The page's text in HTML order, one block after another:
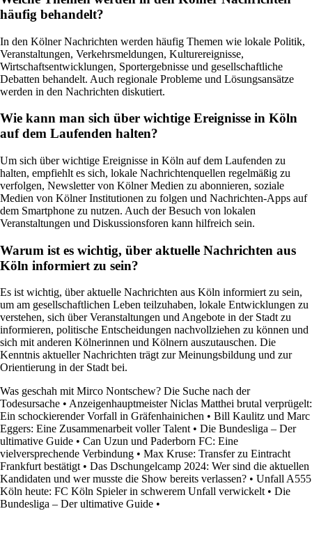
häufig behandelt?
In den Kölner Nachrichten werden häufig Themen wie lokale Politik,
Veranstaltungen, Verkehrsmeldungen, Kulturereignisse,
Wirtschaftsentwicklungen, Sportergebnisse und gesellschaftliche
Debatten behandelt. Auch regionale Probleme und Lösungsansätze
werden in den Nachrichten diskutiert.
Wie kann man sich über wichtige Ereignisse in Köln
auf dem Laufenden halten?
Um sich über wichtige Ereignisse in Köln auf dem Laufenden zu
halten, empfiehlt es sich, lokale Nachrichtenquellen regelmäßig zu
verfolgen, Newsletter von Kölner Medien zu abonnieren, soziale
Medien von Kölner Institutionen zu folgen und Nachrichten-Apps auf
dem Smartphone zu nutzen. Auch der Besuch von lokalen
Veranstaltungen und Diskussionsforen kann hilfreich sein.
Warum ist es wichtig, über aktuelle Nachrichten aus
Köln informiert zu sein?
Es ist wichtig, über aktuelle Nachrichten aus Köln informiert zu sein,
um am gesellschaftlichen Leben teilzuhaben, lokale Entwicklungen zu
verstehen, sich über Veranstaltungen und Angebote in der Stadt zu
informieren, politische Entscheidungen nachvollziehen zu können und
sich mit anderen Kölnerinnen und Kölnern auszutauschen. Die
Kenntnis aktueller Nachrichten trägt zur Meinungsbildung und zur
Orientierung in der Stadt bei.
Was geschah mit Mirco Nontschew? Die Suche nach der
Todesursache • Anzeigenhauptmeister Niclas Matthei brutal verprügelt:
Ein schockierender Vorfall in Gräfenhainichen • Bill Kaulitz und Marc
Eggers: Eine Zusammenarbeit voller Talent • Die Bundesliga – Der
ultimative Guide • Can Uzun und Paderborn FC: Eine
vielversprechende Verbindung • Max Kruse: Transfer zu Eintracht
Frankfurt bestätigt • Das Dschungelcamp 2024: Wer sind die aktuellen
Kandidaten und wer musste die Show bereits verlassen? • Unfall A555
Köln heute: FC Köln Spieler in schwerem Unfall verwickelt • Die
Bundesliga – Der ultimative Guide •